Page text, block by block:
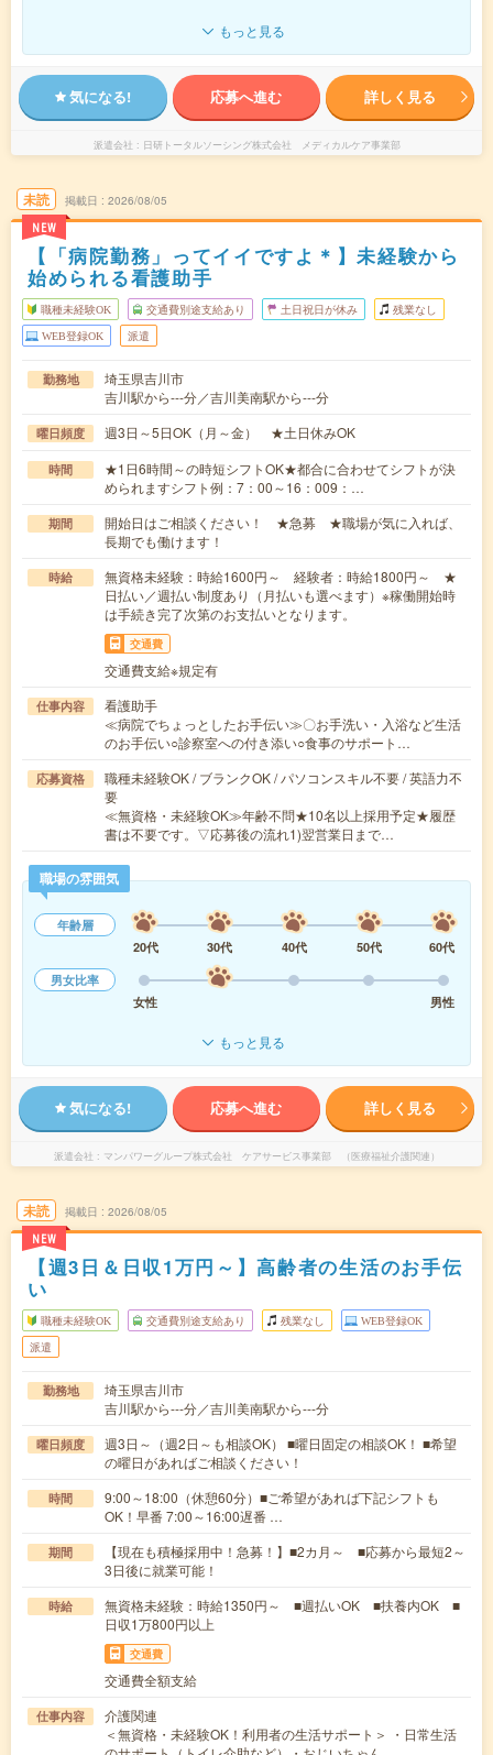
もっと見る
気になる! 応募へ進む 詳しく見る
派遣会社 日研トータルソーシング株式会社 メディカルケア事業部
未読
NEW
掲載日 2026/08/05
【「病院勤務」ってイイですよ＊】未経験から
始められる看護助手
職種未経験OK 交通費別途支給あり 土日祝日が休み 残業なし
WEB登録OK 派遣
勤務地
埼玉県吉川市
吉川駅から---分／吉川美南駅から---分
曜日頻度 週3日～5日OK（月～金） ★土日休みOK
時間
★1日6時間～の時短シフトOK★都合に合わせてシフトが決
められますシフト例：7：00～16：009：…
期間
開始日はご相談ください！ ★急募 ★職場が気に入れば、
長期でも働けます！
時給
無資格未経験：時給1600円～ 経験者：時給1800円～ ★
日払い／週払い制度あり（月払いも選べます）※稼働開始時
は手続き完了次第のお支払いとなります。
交通費
交通費支給※規定有
仕事内容
看護助手
≪病院でちょっとしたお手伝い≫〇お手洗い・入浴など生活
のお手伝い○診察室への付き添い○食事のサポート…
応募資格
職種未経験OK / ブランクOK / パソコンスキル不要 / 英語力不
要
≪無資格・未経験OK≫年齢不問★10名以上採用予定★履歴
書は不要です。▽応募後の流れ1)翌営業日まで…
職場の雰囲気
年齢層
20代
30代 40代 50代
60代
男女比率
女性
男性
もっと見る
気になる! 応募へ進む 詳しく見る
派遣会社 マンパワーグループ株式会社 ケアサービス事業部 （医療福祉介護関連）
未読
NEW
掲載日 2026/08/05
【週3日＆日収1万円～】高齢者の生活のお手伝
い
職種未経験OK 交通費別途支給あり 残業なし WEB登録OK
派遣
勤務地
埼玉県吉川市
吉川駅から---分／吉川美南駅から---分
曜日頻度
週3日～（週2日～も相談OK） ■曜日固定の相談OK！ ■希望
の曜日があればご相談ください！
時間
9:00～18:00（休憩60分）■ご希望があれば下記シフトも
OK！早番 7:00～16:00遅番 …
期間
【現在も積極採用中！急募！】■2カ月～ ■応募から最短2～
3日後に就業可能！
時給
無資格未経験：時給1350円～ ■週払いOK ■扶養内OK ■
日収1万800円以上
交通費
交通費全額支給
仕事内容
介護関連
＜無資格・未経験OK！利用者の生活サポート＞ ・日常生活